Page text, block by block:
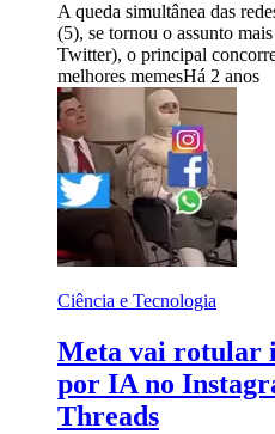
A queda simultânea das
(5), se tornou o assunto
Twitter), o principal
melhores memesHá 2 anos
Ciência e Tecnologia
Meta vai rotular
por IA no
Threads